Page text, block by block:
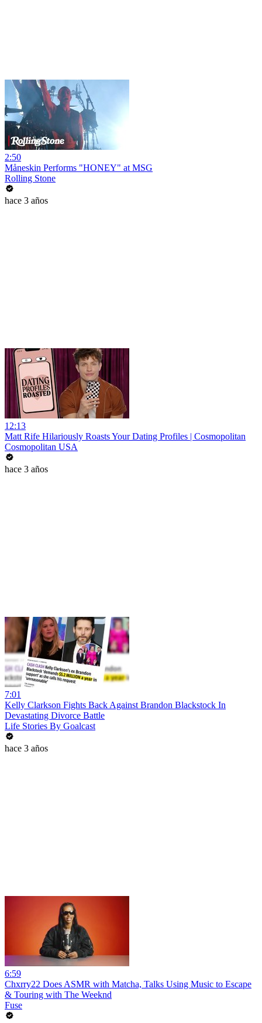
2:50
Måneskin Performs "HONEY" at MSG
Rolling Stone
hace 3 años
12:13
Matt Rife Hilariously Roasts Your Dating Profiles | Cosmopolitan
Cosmopolitan USA
hace 3 años
7:01
Kelly Clarkson Fights Back Against Brandon Blackstock In
Devastating Divorce Battle
Life Stories By Goalcast
hace 3 años
6:59
Chxrry22 Does ASMR with Matcha, Talks Using Music to Escape
& Touring with The Weeknd
Fuse